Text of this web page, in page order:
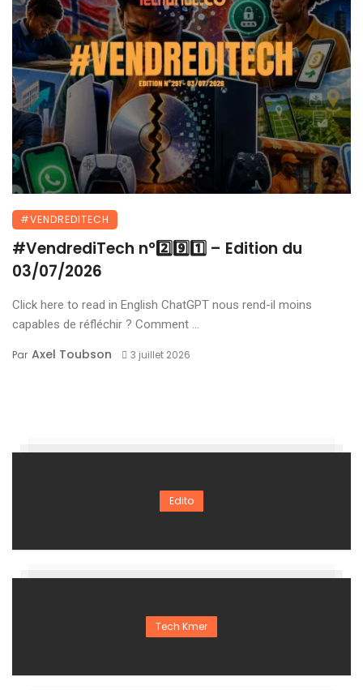
#VENDREDITECH
#VendrediTech n°2️⃣9️⃣1️⃣ – Edition du
03/07/2026
Click here to read in English ChatGPT nous rend-il moins
capables de réfléchir ? Comment ...
Par Axel Toubson 3 juillet 2026
Edito
Tech Kmer